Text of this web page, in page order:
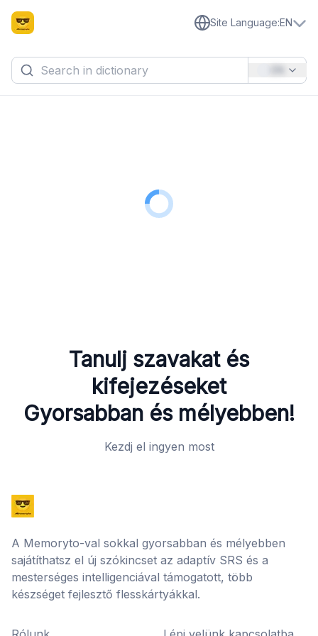
Site Language:EN
Tanulj szavakat és
kifejezéseket
Gyorsabban és mélyebben!
Kezdj el ingyen most
A Memoryto-val sokkal gyorsabban és mélyebben
sajátíthatsz el új szókincset az adaptív SRS és a
mesterséges intelligenciával támogatott, több
készséget fejlesztő flesskártyákkal.